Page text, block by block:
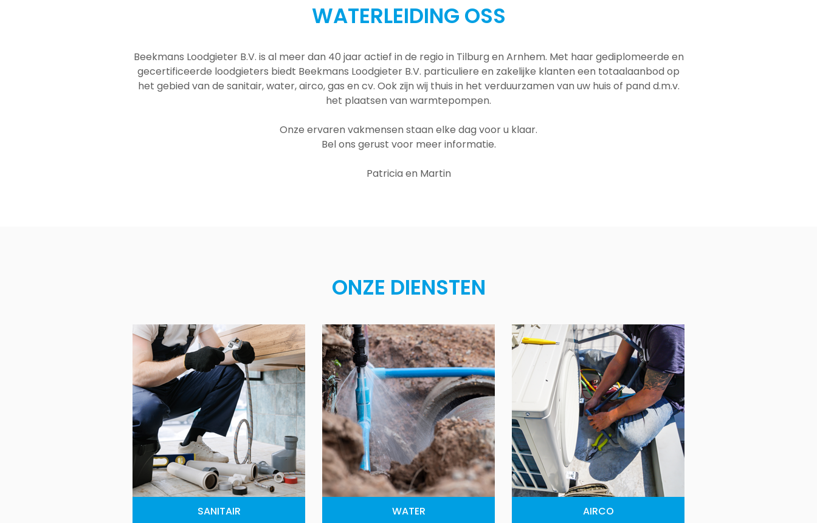
WATERLEIDING OSS
Beekmans Loodgieter B.V. is al meer dan 40 jaar actief in de regio in Tilburg en Arnhem. Met haar gediplomeerde en
gecertificeerde loodgieters biedt Beekmans Loodgieter B.V. particuliere en zakelijke klanten een totaalaanbod op
het gebied van de sanitair, water, airco, gas en cv. Ook zijn wij thuis in het verduurzamen van uw huis of pand d.m.v.
het plaatsen van warmtepompen.
Onze ervaren vakmensen staan elke dag voor u klaar.
Bel ons gerust voor meer informatie.
Patricia en Martin
ONZE DIENSTEN
SANITAIR WATER AIRCO